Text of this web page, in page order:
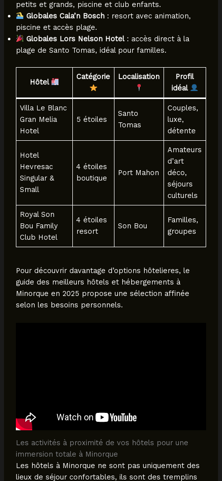
petits et grands, piscine et club enfants.
Globales Cala’n Bosch : resort avec animation,
piscine et accès plage.
Globales Lors Nelson Hotel: accès direct à la
plage de Santo Tomas, idéal pour familles.
Hôtel
Catégorie Localisation
Profil
idéal
Villa Le Blanc
Gran Melia
Hotel
5 étoiles
Santo
Tomas
Couples,
luxe,
détente
Hotel
Hevresac
Singular &
Small
4 étoiles
boutique
Port Mahon
Amateurs
d’art
déco,
séjours
culturels
Royal Son
Bou Family
Club Hotel
4 étoiles
resort
Son Bou
Familles,
groupes
Pour découvrir davantage d’options hôtelieres, le
guide des meilleurs hôtels et hébergements à
Minorque en 2025 propose une sélection affinée
selon les besoins personnels.
Les activités à proximité de vos hôtels pour une
immersion totale à Minorque
Les hôtels à Minorque ne sont pas uniquement des
lieux de séjour confortables, ils sont des tremplins